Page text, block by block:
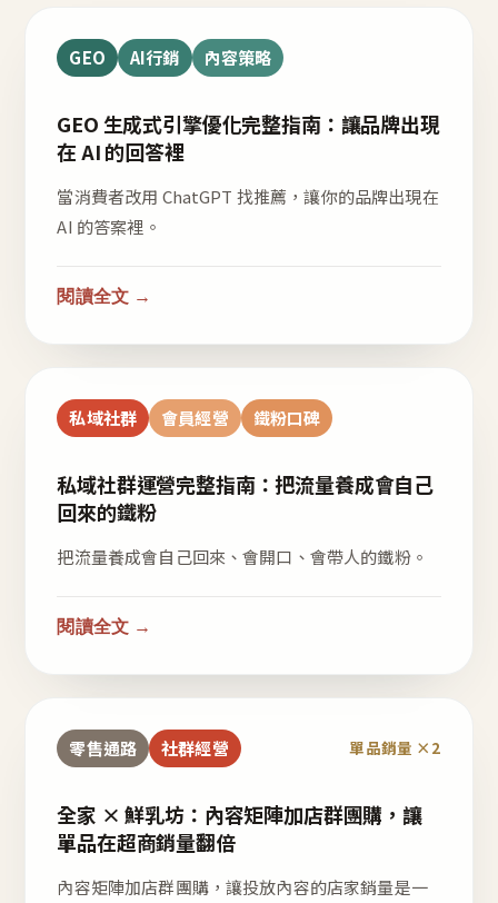
GEO AI行銷 內容策略
GEO 生成式引擎優化完整指南：讓品牌出現
在 AI 的回答裡
當消費者改用 ChatGPT 找推薦，讓你的品牌出現在
AI 的答案裡。
閱讀全文 →
私域社群 會員經營 鐵粉口碑
私域社群運營完整指南：把流量養成會自己
回來的鐵粉
把流量養成會自己回來、會開口、會帶人的鐵粉。
閱讀全文 →
零售通路 社群經營 單品銷量 ×2
全家 × 鮮乳坊：內容矩陣加店群團購，讓
單品在超商銷量翻倍
內容矩陣加店群團購，讓投放內容的店家銷量是一